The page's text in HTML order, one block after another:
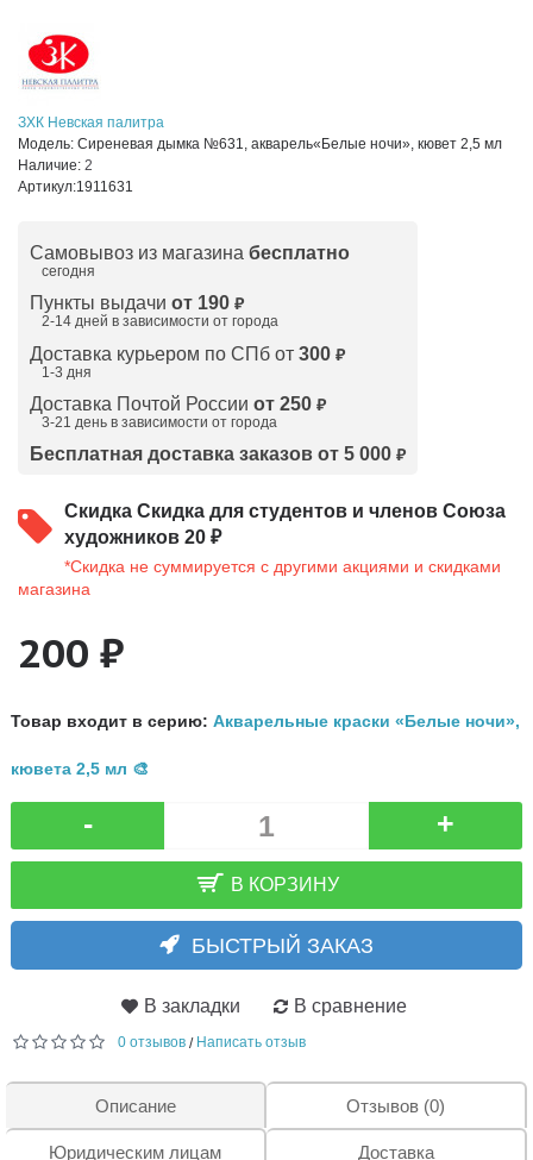
ЗХК Невская палитра
Модель: Сиреневая дымка №631, акварель«Белые ночи», кювет 2,5 мл
Наличие: 2
Артикул:1911631
Самовывоз из магазина бесплатно
сегодня
Пункты выдачи от 190 ₽
2-14 дней в зависимости от города
Доставка курьером по СПб от 300 ₽
1-3 дня
Доставка Почтой России от 250 ₽
3-21 день в зависимости от города
Бесплатная доставка заказов от 5 000 ₽
Скидка Скидка для студентов и членов Союза
художников 20 ₽
*Скидка не суммируется с другими акциями и скидками
магазина
200 ₽
Товар входит в серию: Акварельные краски «Белые ночи»,
кювета 2,5 мл 🎨
- +
В КОРЗИНУ
БЫСТРЫЙ ЗАКАЗ
В закладки В сравнение
0 отзывов / Написать отзыв
Описание Отзывов (0)
Юридическим лицам Доставка